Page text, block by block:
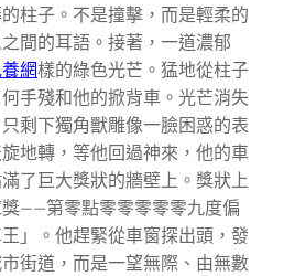
柱子。不是撞擊，而是輕柔的
間的耳語。接著，一道濃郁
網樣的綠色光芒。猛地從柱子
手殘和他的掀背車。光芒消失
剩下獨角獸雕像一臉困惑的表
地轉，等他回過神來，他的車
了巨大獎狀的牆壁上。獎狀上
——第零點零零零零零九度偏
」。他趕緊從車窗探出頭，發
街道，而是一望無際、由無數